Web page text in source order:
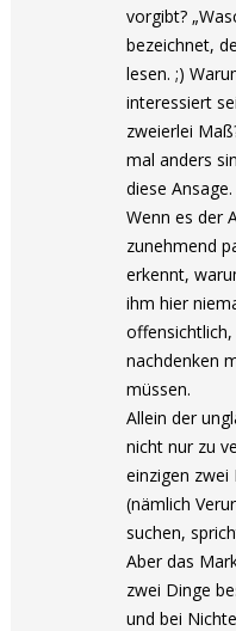
vorgibt?
bezeichnet,
lesen. ;)
interessiert
zweierlei
mal anders
diese Ansage.
Wenn es der
zunehmend
erkennt,
ihm hier
nachdenken
müssen.
Allein der
nicht nur zu
einzigen
(nämlich
suchen,
Aber das
zwei Dinge
und bei